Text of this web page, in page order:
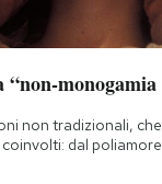
“non-monogamia
non tradizionali,
dal